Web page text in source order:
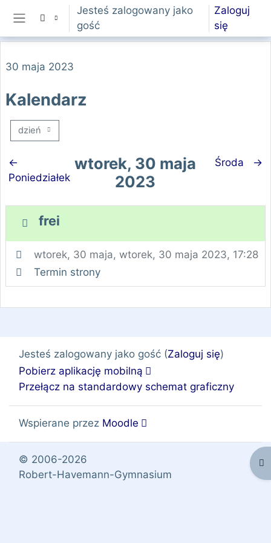
Przejdź do głównej zawartości
Panel boczny
Jesteś zalogowany jako
gość
Zaloguj
się
30 maja 2023
Kalendarz
dzień
←
Poniedziałek
wtorek, 30 maja
2023
Środa →
frei
wtorek, 30 maja, wtorek, 30 maja 2023, 17:28
Termin strony
Jesteś zalogowany jako gość (Zaloguj się)
Pobierz aplikację mobilną
Przełącz na standardowy schemat graficzny
Wspierane przez Moodle
© 2006-2026
Robert-Havemann-Gymnasium